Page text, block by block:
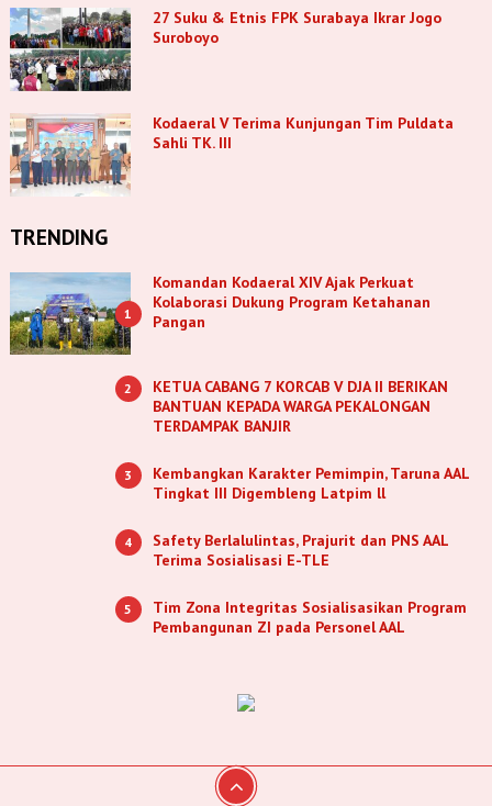
27 Suku & Etnis FPK Surabaya Ikrar Jogo
Suroboyo
Kodaeral V Terima Kunjungan Tim Puldata
Sahli TK. III
TRENDING
1
Komandan Kodaeral XIV Ajak Perkuat
Kolaborasi Dukung Program Ketahanan
Pangan
2
KETUA CABANG 7 KORCAB V DJA II BERIKAN
BANTUAN KEPADA WARGA PEKALONGAN
TERDAMPAK BANJIR
3
Kembangkan Karakter Pemimpin, Taruna AAL
Tingkat III Digembleng Latpim ll
4
Safety Berlalulintas, Prajurit dan PNS AAL
Terima Sosialisasi E-TLE
5
Tim Zona Integritas Sosialisasikan Program
Pembangunan ZI pada Personel AAL